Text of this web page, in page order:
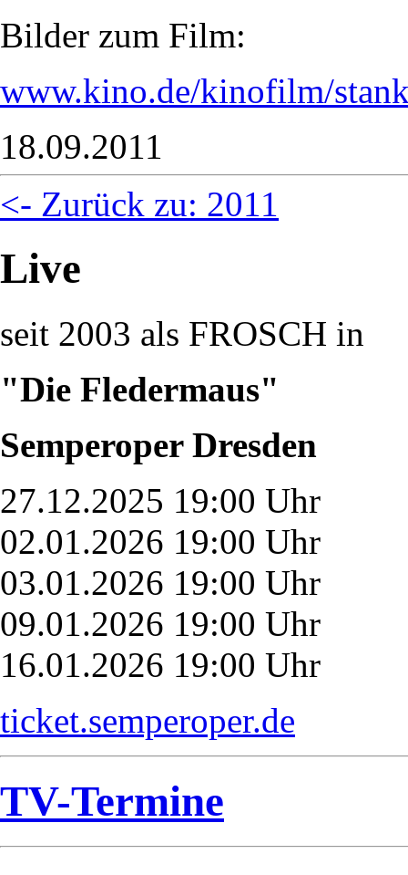
Bilder zum Film:
www.kino.de/kinofilm/
18.09.2011
<- Zurück zu: 2011
Live
seit 2003 als FROSCH in
"Die Fledermaus"
Semperoper Dresden
27.12.2025 19:00 Uhr
02.01.2026 19:00 Uhr
03.01.2026 19:00 Uhr
09.01.2026 19:00 Uhr
16.01.2026 19:00 Uhr
ticket.semperoper.de
TV-Termine